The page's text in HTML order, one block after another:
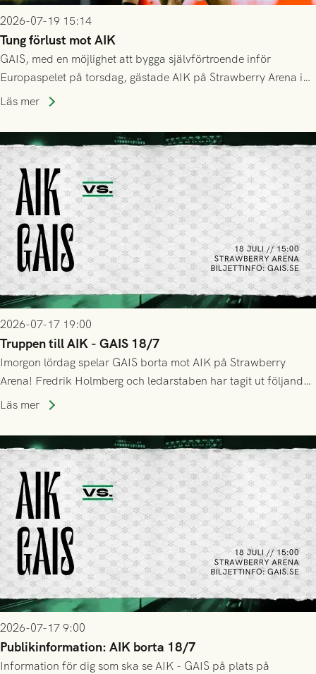
2026-07-19 15:14
Tung förlust mot AIK
GAIS, med en möjlighet att bygga självförtroende inför
Europaspelet på torsdag, gästade AIK på Strawberry Arena i
Stockholm . Men trots konstant hotande i första halvlek av
lyckades få in 2-0.
Läs mer
2026-07-17 19:00
Truppen till AIK - GAIS 18/7
Imorgon lördag spelar GAIS borta mot AIK på Strawberry
Arena! Fredrik Holmberg och ledarstaben har tagit ut följande
trupp till matchen:
Läs mer
2026-07-17 9:00
Publikinformation: AIK borta 18/7
Information för dig som ska se AIK - GAIS på plats på